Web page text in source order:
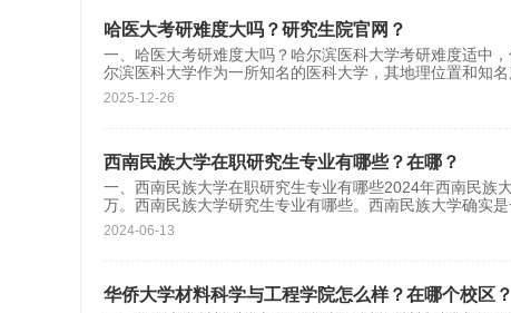
哈医大考研难度大吗？研究生院官网？
一、哈医大考研难度大吗？哈尔滨医科大学考研难度适中
尔滨医科大学作为一所知名的医科大学，其地理位置和知
2025-12-26
西南民族大学在职研究生专业有哪些？在哪？
一、西南民族大学在职研究生专业有哪些2024年西南民族
万。西南民族大学研究生专业有哪些。西南民族大学确实
2024-06-13
华侨大学材料科学与工程学院怎么样？在哪个校区？